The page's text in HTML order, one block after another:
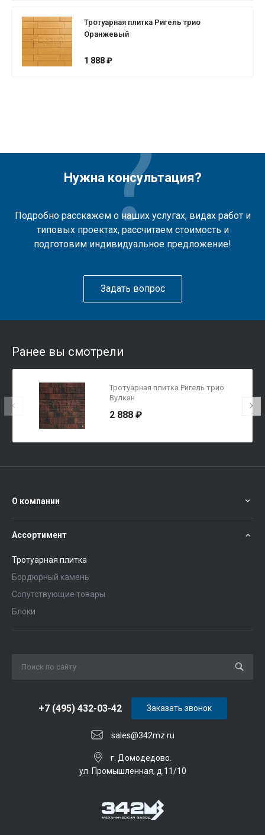
Тротуарная плитка Ригель трио
Оранжевый
1 888 ₽
Нужна консультация?
Подробно расскажем о наших услугах, видах работ и
типовых проектах, рассчитаем стоимость и
подготовим индивидуальное предложение!
Задать вопрос
Ранее вы смотрели
Тротуарная плитка Ригель трио
Вулкан
2 888 ₽
О компании
Ассортимент
Тротуарная плитка
Бордюрный камень
Сопутствующие товары
Блоки
sales@342mz.ru
+7 (495) 432-03-42
г. Домодедово.
ул. Промышленная, д.11/10
Заказать звонок